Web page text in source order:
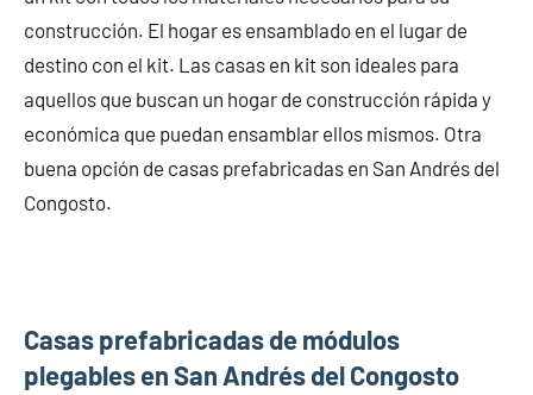
construcción. El hogar es ensamblado en el lugar de
destino con el kit. Las casas en kit son ideales para
aquellos que buscan un hogar de construcción rápida y
económica que puedan ensamblar ellos mismos. Otra
buena opción de casas prefabricadas en San Andrés del
Congosto.
Casas prefabricadas de módulos
plegables en San Andrés del Congosto